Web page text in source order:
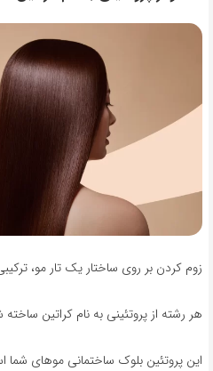
زوم کردن بر روی ساختار یک تار مو،
هر رشته از پروتئینی به نام کراتین
این پروتئین بلوک ساختمانی موهای شما